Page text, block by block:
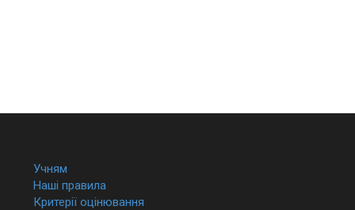
Учням
Наші правила
Критерії оцінювання